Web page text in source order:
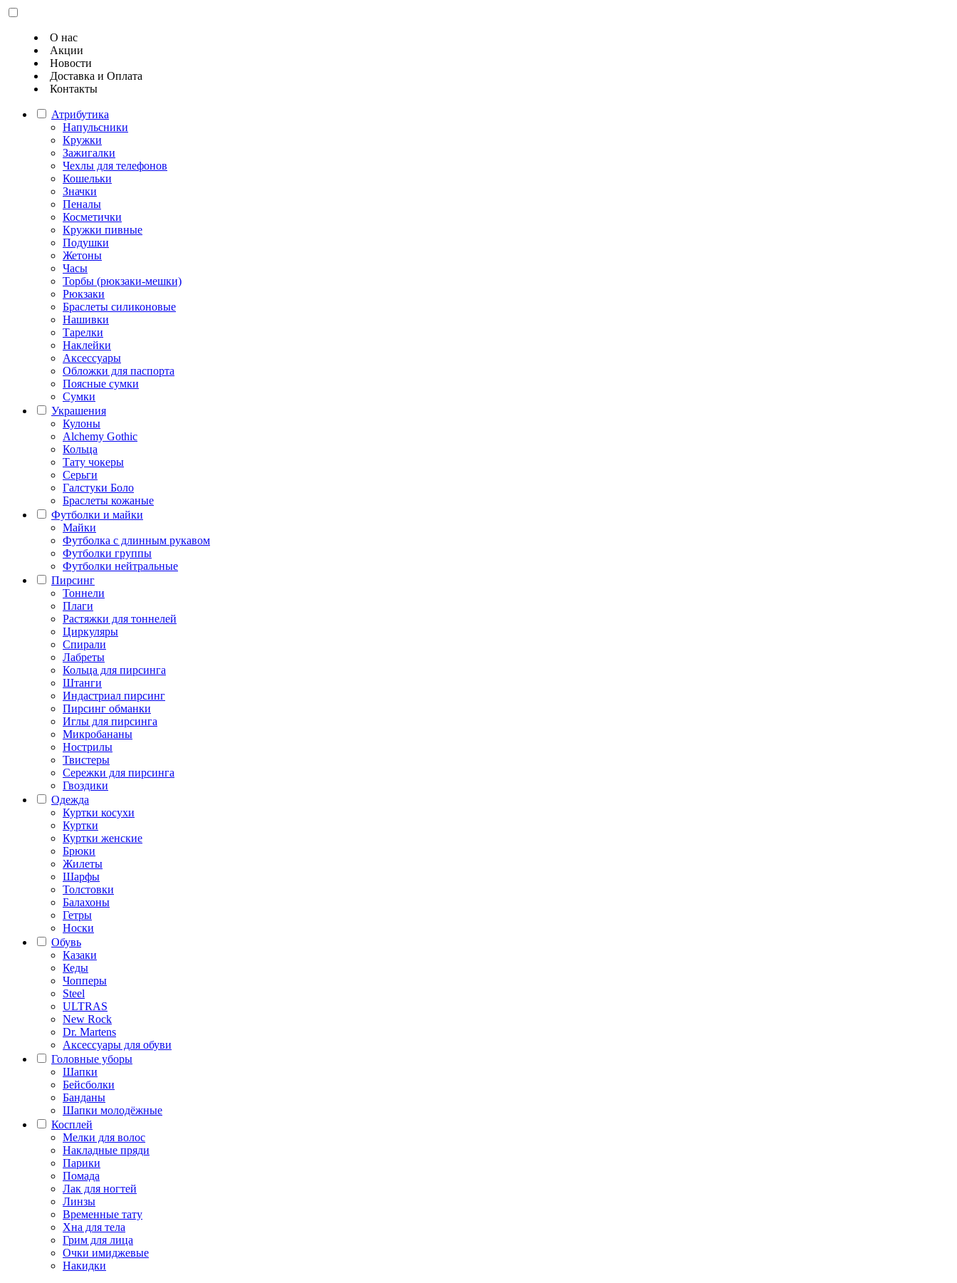
О нас
Акции
Новости
Доставка и Оплата
Контакты
Атрибутика
Напульсники
Кружки
Зажигалки
Чехлы для телефонов
Кошельки
Значки
Пеналы
Косметички
Кружки пивные
Подушки
Жетоны
Часы
Торбы (рюкзаки-мешки)
Рюкзаки
Браслеты силиконовые
Нашивки
Тарелки
Наклейки
Аксессуары
Обложки для паспорта
Поясные сумки
Сумки
Украшения
Кулоны
Alchemy Gothic
Кольца
Тату чокеры
Серьги
Галстуки Боло
Браслеты кожаные
Футболки и майки
Майки
Футболка с длинным рукавом
Футболки группы
Футболки нейтральные
Пирсинг
Тоннели
Плаги
Растяжки для тоннелей
Циркуляры
Спирали
Лабреты
Кольца для пирсинга
Штанги
Индастриал пирсинг
Пирсинг обманки
Иглы для пирсинга
Микробананы
Нострилы
Твистеры
Сережки для пирсинга
Гвоздики
Одежда
Куртки косухи
Куртки
Куртки женские
Брюки
Жилеты
Шарфы
Толстовки
Балахоны
Гетры
Носки
Обувь
Казаки
Кеды
Чопперы
Steel
ULTRAS
New Rock
Dr. Martens
Аксессуары для обуви
Головные уборы
Шапки
Бейсболки
Банданы
Шапки молодёжные
Косплей
Мелки для волос
Накладные пряди
Парики
Помада
Лак для ногтей
Линзы
Временные тату
Хна для тела
Грим для лица
Очки имиджевые
Накидки